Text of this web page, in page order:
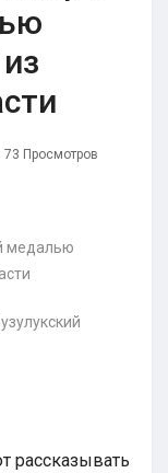
73 Просмотров
рассказывать